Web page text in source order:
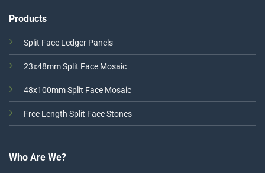
Products
Split Face Ledger Panels
23x48mm Split Face Mosaic
48x100mm Split Face Mosaic
Free Length Split Face Stones
Who Are We?